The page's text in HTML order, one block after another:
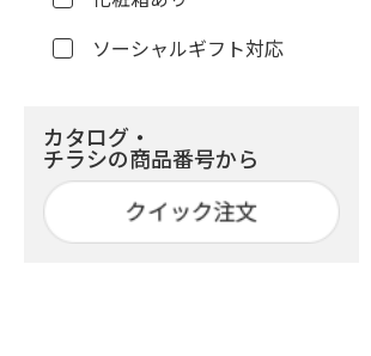
ソーシャルギフト対応
カタログ・
チラシの商品番号から